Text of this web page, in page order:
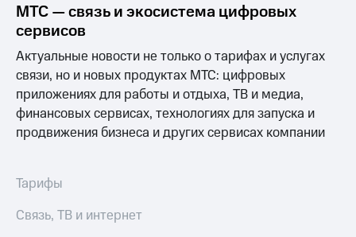
eSIM
Выберите
и подключите
ТВ
с выгодным
тарифом
для дома
и
ТВ
Личный
кабинет
спутникового
Скачать
приложение
Мой
Видеонаблюдение
для дома
МТС — связь и экосистема цифровых
сервисов
Актуальные новости не только о тарифах и услугах
связи, но и новых продуктах МТС: цифровых
приложениях для работы и отдыха, ТВ и медиа,
финансовых сервисах, технологиях для запуска и
продвижения бизнеса и других сервисах компании
Тарифы
Связь, ТВ и интернет